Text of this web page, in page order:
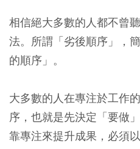
相信絕大多數的人都不曾
法。 所謂「劣後順序」，
的順序」。
大多數的人在專注於工作
序，也就是先決定「要做
靠專注來提升成果，必須